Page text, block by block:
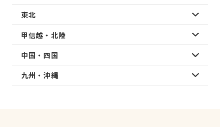
東北
甲信越・北陸
中国・四国
九州・沖縄